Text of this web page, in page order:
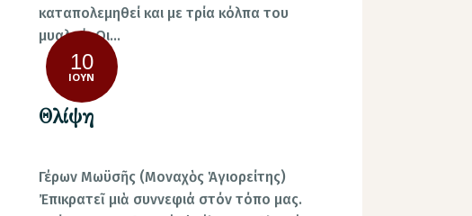
καταπολεμηθεί και με τρία κόλπα του
μυαλού. Οι…
10
ΙΟΎΝ
Θλίψη
Γέρων Μωϋσῆς (Μοναχὸς Ἁγιορείτης)
Ἐπικρατεῖ μιὰ συννεφιά στόν τόπο μας.